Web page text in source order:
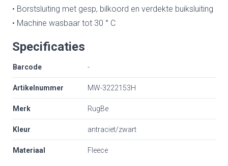
• Borstsluiting met gesp, bilkoord en verdekte buiksluiting
• Machine wasbaar tot 30 ° C
Specificaties
Barcode -
Artikelnummer MW-3222153H
Merk RugBe
Kleur antraciet/zwart
Materiaal Fleece